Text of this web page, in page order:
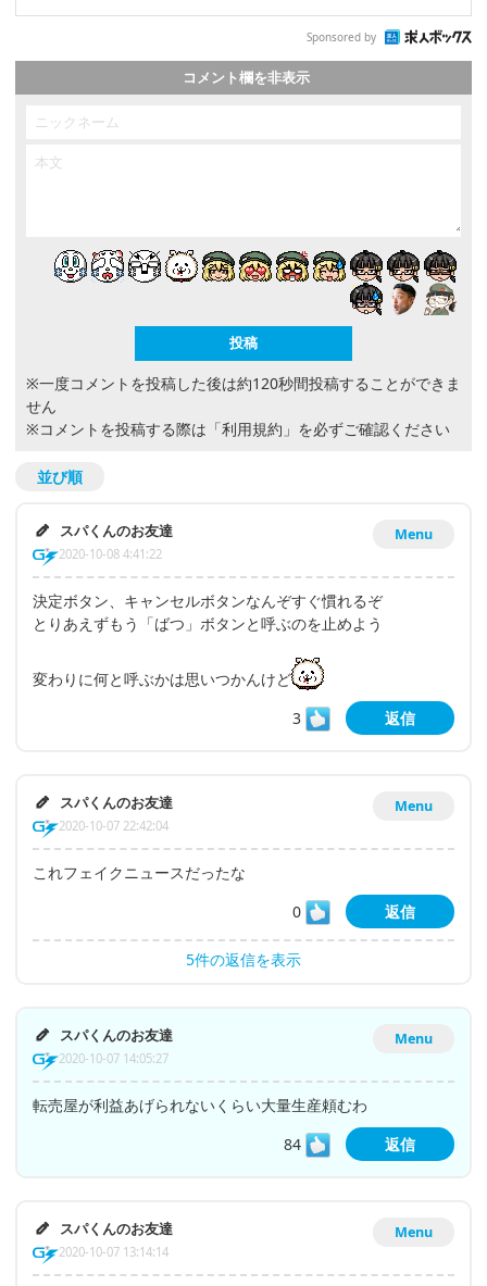
Sponsored by
コメント欄を非表示
※一度コメントを投稿した後は約120秒間投稿することができま
せん
※コメントを投稿する際は 「利用規約」 を必ずご確認ください
並び順
Menu
スパくんのお友達
2020-10-08 4:41:22
決定ボタン、キャンセルボタンなんぞすぐ慣れるぞ
とりあえずもう「ばつ」ボタンと呼ぶのを止めよう
変わりに何と呼ぶかは思いつかんけど
3
返信
Menu
スパくんのお友達
2020-10-07 22:42:04
これフェイクニュースだったな
0
返信
5件の返信を表示
Menu
スパくんのお友達
2020-10-07 14:05:27
転売屋が利益あげられないくらい大量生産頼むわ
84
返信
Menu
スパくんのお友達
2020-10-07 13:14:14